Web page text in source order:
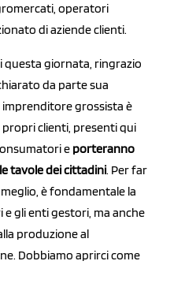
operatori
di aziende clienti.
giornata, ringrazio
da parte sua
grossista è
clienti, presenti qui
e porteranno
tavole dei cittadini. Per far
è fondamentale la
gli enti gestori, ma anche
produzione al
Dobbiamo aprirci come